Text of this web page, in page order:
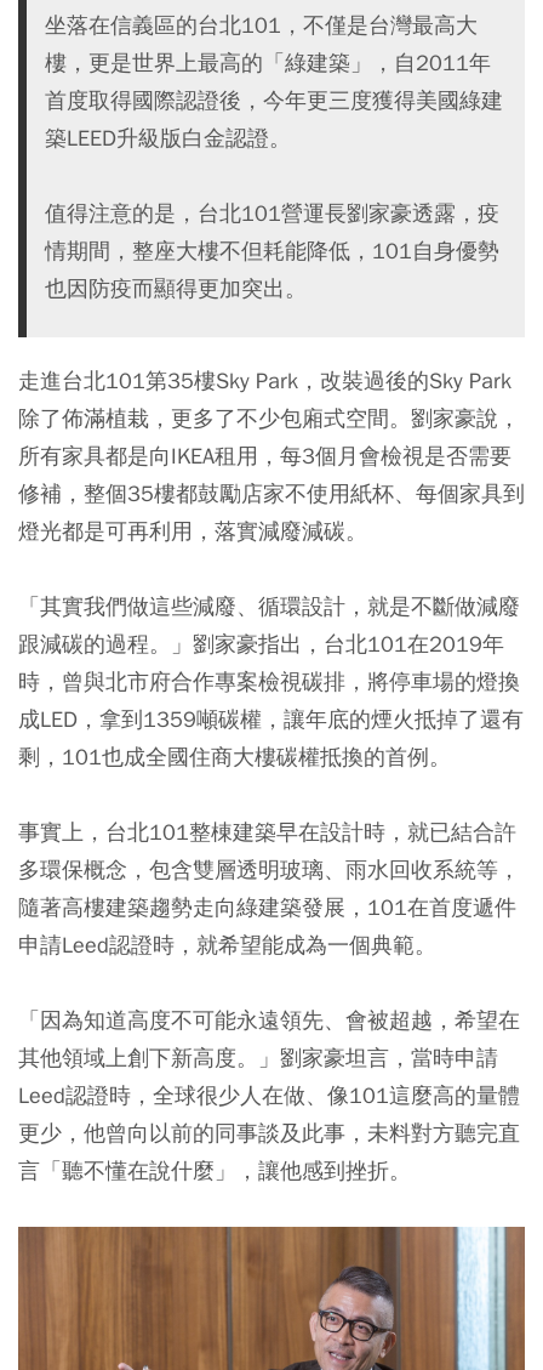
坐落在信義區的台北101，不僅是台灣最高大
樓，更是世界上最高的「綠建築」，自2011年
首度取得國際認證後，今年更三度獲得美國綠建
築LEED升級版白金認證。
值得注意的是，台北101營運長劉家豪透露，疫
情期間，整座大樓不但耗能降低，101自身優勢
也因防疫而顯得更加突出。
走進台北101第35樓Sky Park，改裝過後的Sky Park
除了佈滿植栽，更多了不少包廂式空間。劉家豪說，
所有家具都是向IKEA租用，每3個月會檢視是否需要
修補，整個35樓都鼓勵店家不使用紙杯、每個家具到
燈光都是可再利用，落實減廢減碳。
「其實我們做這些減廢、循環設計，就是不斷做減廢
跟減碳的過程。」劉家豪指出，台北101在2019年
時，曾與北市府合作專案檢視碳排，將停車場的燈換
成LED，拿到1359噸碳權，讓年底的煙火抵掉了還有
剩，101也成全國住商大樓碳權抵換的首例。
事實上，台北101整棟建築早在設計時，就已結合許
多環保概念，包含雙層透明玻璃、雨水回收系統等，
隨著高樓建築趨勢走向綠建築發展，101在首度遞件
申請Leed認證時，就希望能成為一個典範。
「因為知道高度不可能永遠領先、會被超越，希望在
其他領域上創下新高度。」劉家豪坦言，當時申請
Leed認證時，全球很少人在做、像101這麼高的量體
更少，他曾向以前的同事談及此事，未料對方聽完直
言「聽不懂在說什麼」，讓他感到挫折。